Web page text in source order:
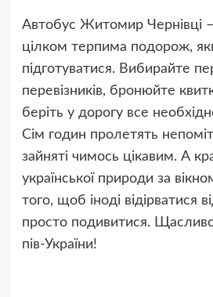
Автобус Житомир Чернівці
цілком терпима подорож,
підготуватися. Вибирайте
перевізників, бронюйте
беріть у дорогу все
Сім годин пролетять
зайняті чимось цікавим. А
української природи за
того, щоб іноді відірватися
просто подивитися.
пів-України!